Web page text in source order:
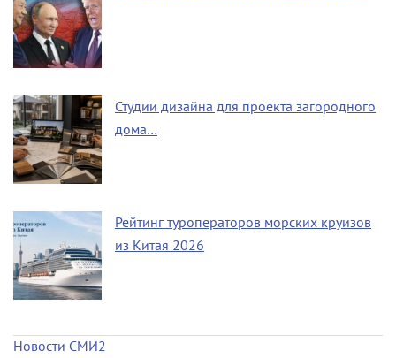
Студии дизайна для проекта загородного
дома…
Рейтинг туроператоров морских круизов
из Китая 2026
Новости СМИ2